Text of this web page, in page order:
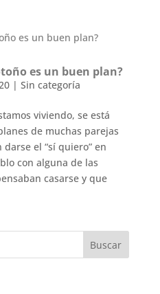
es un buen plan?
| Sin categoría
viviendo, se está
de muchas parejas
el “sí quiero” en
con alguna de las
casarse y que